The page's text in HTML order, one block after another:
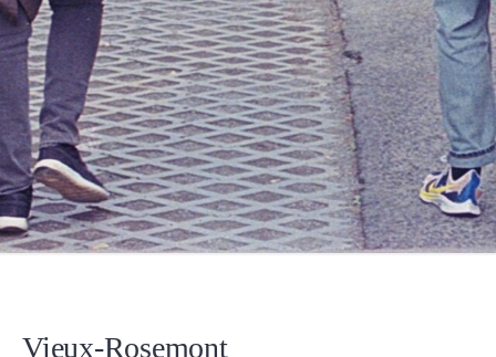
Vieux-Rosemont